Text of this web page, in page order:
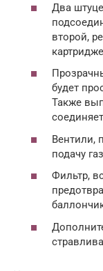
Два
второй,
будет
Также
Вентили,
подачу
Фильтр,